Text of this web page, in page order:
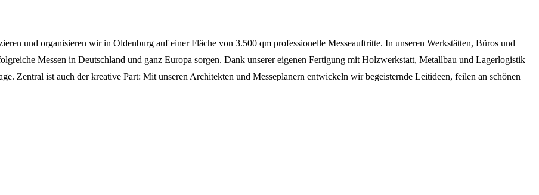
und organisieren wir in Oldenburg auf einer Fläche von 3.500 qm professionelle Messeauftritte. In unseren Werkstätten, Büros und
Messen in Deutschland und ganz Europa sorgen. Dank unserer eigenen Fertigung mit Holzwerkstatt, Metallbau und Lagerlogistik
Zentral ist auch der kreative Part: Mit unseren Architekten und Messeplanern entwickeln wir begeisternde Leitideen, feilen an schönen